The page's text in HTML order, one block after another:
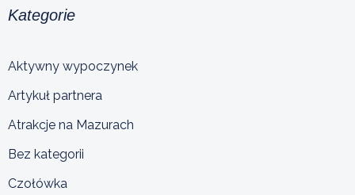
Kategorie
Aktywny wypoczynek
Artykuł partnera
Atrakcje na Mazurach
Bez kategorii
Czołówka